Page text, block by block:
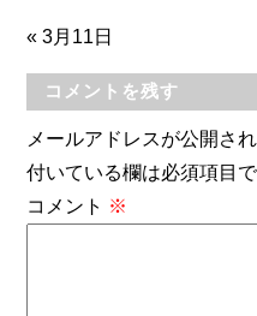
«3月11日
コメントを残す
メールアドレスが公開さ
付いている欄は必須項目
コメント ※